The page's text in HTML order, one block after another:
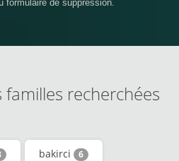
formulaire de suppression.
recherchées
bakirci 6